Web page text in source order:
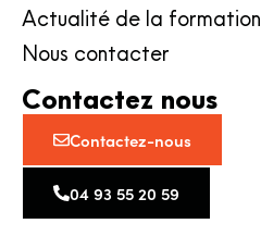
Actualité de la formation
Nous contacter
Contactez nous
Contactez-nous
04 93 55 20 59